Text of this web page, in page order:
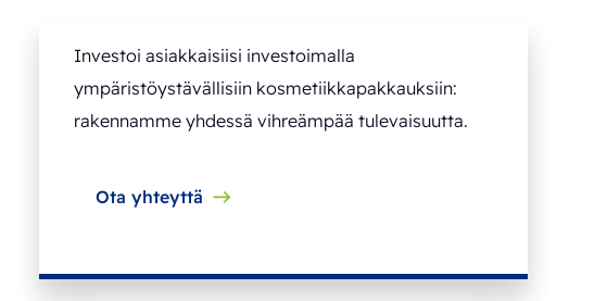
Investoi asiakkaisiisi investoimalla
ympäristöystävällisiin kosmetiikkapakkauksiin:
rakennamme yhdessä vihreämpää tulevaisuutta.
Ota yhteyttä